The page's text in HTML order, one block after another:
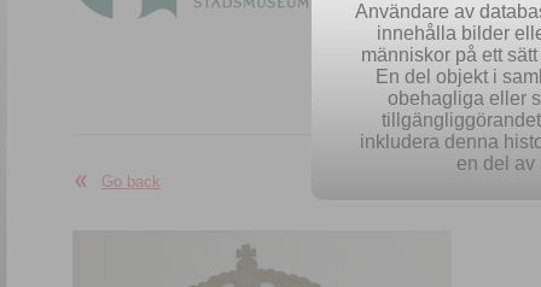
Easy
Go back
Användare av
innehålla bilder
människor på ett
En del objekt i
obehagliga eller
inkludera denna
en del av